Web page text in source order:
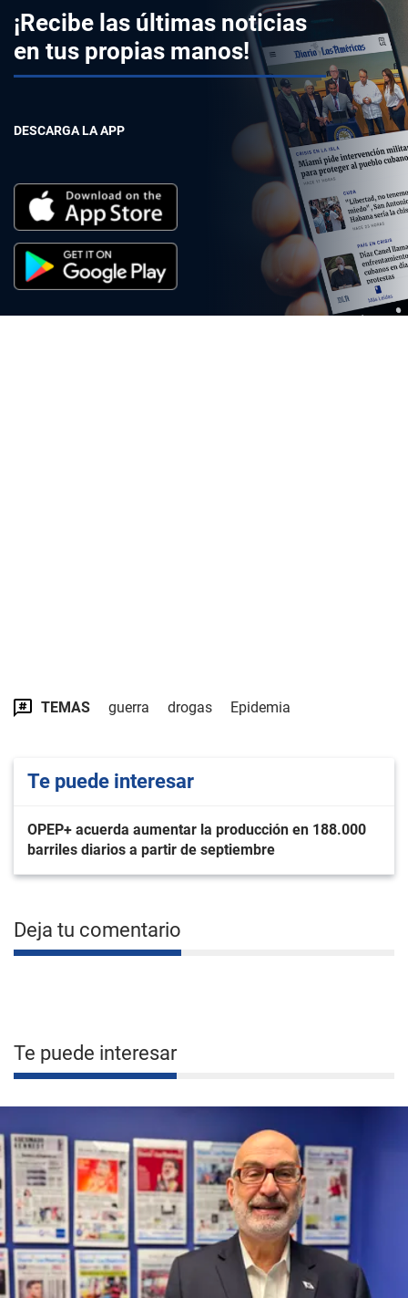
¡Recibe las últimas noticias
en tus propias manos!
DESCARGA LA APP
TEMAS guerra drogas Epidemia
Te puede interesar
OPEP+ acuerda aumentar la producción en 188.000
barriles diarios a partir de septiembre
Deja tu comentario
Te puede interesar